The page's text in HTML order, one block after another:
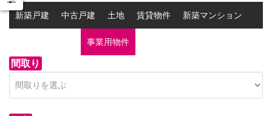
新築戸建 中古戸建 土地 賃貸物件 新築マンション
事業用物件
間取り